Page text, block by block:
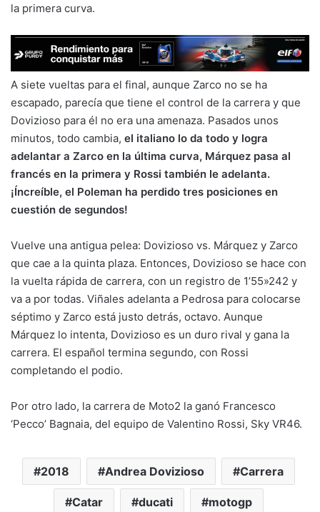
la primera curva.
A siete vueltas para el final, aunque Zarco no se ha
escapado, parecía que tiene el control de la carrera y que
Dovizioso para él no era una amenaza. Pasados unos
minutos, todo cambia, el italiano lo da todo y logra
adelantar a Zarco en la última curva, Márquez pasa al
francés en la primera y Rossi también le adelanta.
¡Íncreíble, el Poleman ha perdido tres posiciones en
cuestión de segundos!
Vuelve una antigua pelea: Dovizioso vs. Márquez y Zarco
que cae a la quinta plaza. Entonces, Dovizioso se hace con
la vuelta rápida de carrera, con un registro de 1’55»242 y
va a por todas. Viñales adelanta a Pedrosa para colocarse
séptimo y Zarco está justo detrás, octavo. Aunque
Márquez lo intenta, Dovizioso es un duro rival y gana la
carrera. El español termina segundo, con Rossi
completando el podio.
Por otro lado, la carrera de Moto2 la ganó Francesco
‘Pecco’ Bagnaia, del equipo de Valentino Rossi, Sky VR46.
2018 Andrea Dovizioso Carrera
Catar ducati motogp